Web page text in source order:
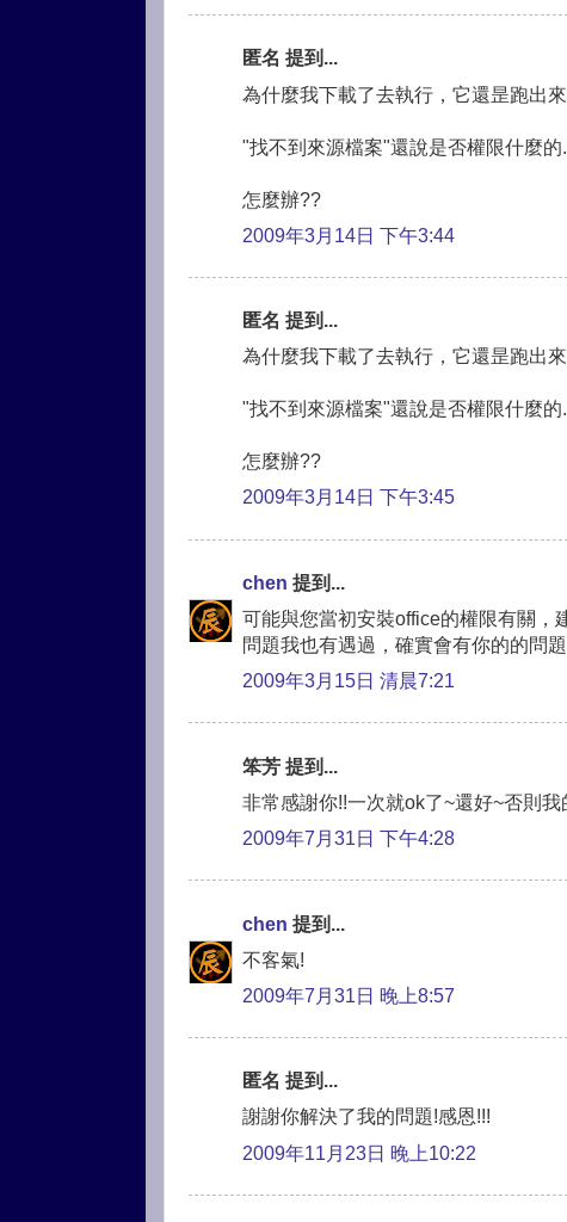
匿名 提到...
為什麼我下載了去執行，它還昰跑出來
"找不到來源檔案"還說是否權限什麼的...
怎麼辦??
2009年3月14日 下午3:44
匿名 提到...
為什麼我下載了去執行，它還昰跑出來
"找不到來源檔案"還說是否權限什麼的
怎麼辦??
2009年3月14日 下午3:45
chen 提到...
可能與您當初安裝office的權限有關，
問題我也有遇過，確實會有你的的問
2009年3月15日 清晨7:21
笨芳 提到...
非常感謝你!!一次就ok了~還好~否則
2009年7月31日 下午4:28
chen 提到...
不客氣!
2009年7月31日 晚上8:57
匿名 提到...
謝謝你解決了我的問題!感恩!!!
2009年11月23日 晚上10:22